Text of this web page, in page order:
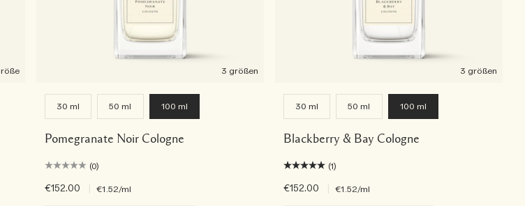
3 größen
30 ml 50 ml 100 ml
Pomegranate Noir Cologne
(0)
€152.00 €1.52/ml
3 größen
30 ml 50 ml 100 ml
Blackberry & Bay Cologne
(1)
€152.00 €1.52/ml